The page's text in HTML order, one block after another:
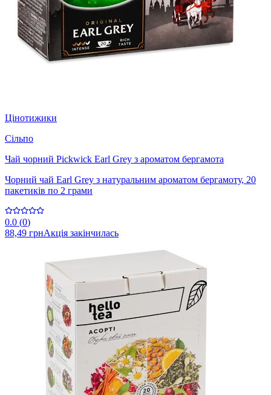
Цінотижики
Сільпо
Чай чорний Pickwick Earl Grey з ароматом бергамота
Чорний чай Earl Grey з натуральним ароматом бергамоту, 20
пакетиків по 2 грами
0.0 (0)
88,49 грнАкція закінчилась